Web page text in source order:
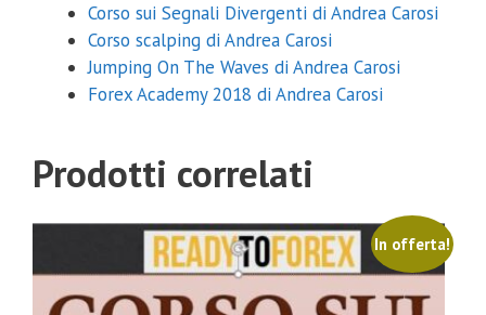
Corso sui Segnali Divergenti di Andrea Carosi
Corso scalping di Andrea Carosi
Jumping On The Waves di Andrea Carosi
Forex Academy 2018 di Andrea Carosi
Prodotti correlati
In offerta!